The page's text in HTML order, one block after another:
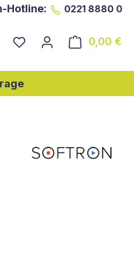
Hotline: 0221 8880 0
0,00 €